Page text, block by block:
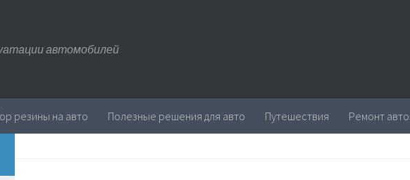
автомобилей
резины на авто Полезные решения для авто Путешествия Ремонт